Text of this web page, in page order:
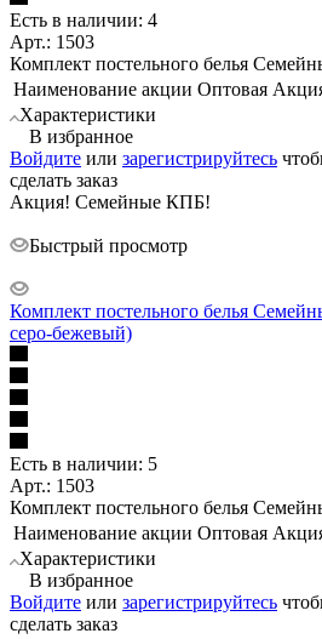
Есть в наличии: 4
Арт.: 1503
Комплект постельного белья
Наименование акции Оптовая
Характеристики
В избранное
Войдите или зарегистрируйтесь
сделать заказ
Акция! Семейные КПБ!
Быстрый просмотр
Комплект постельного белья
серо-бежевый)
Есть в наличии: 5
Арт.: 1503
Комплект постельного белья
Наименование акции Оптовая
Характеристики
В избранное
Войдите или зарегистрируйтесь
сделать заказ